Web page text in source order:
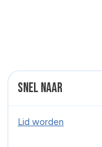
Snel naar
Lid worden